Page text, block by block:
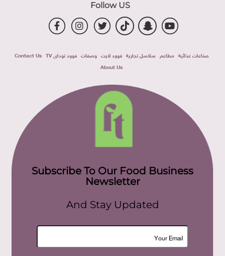
Follow US
صناعات غذائية مطاعم سلاسل تجارية فوود لايت وصفات فوود توداى TV
Contact Us
About Us
Subscribe To Our Food Business
Newsletter
And Stay Updated